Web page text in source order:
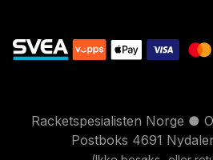
Racketspesialisten Norge ●
Postboks 4691